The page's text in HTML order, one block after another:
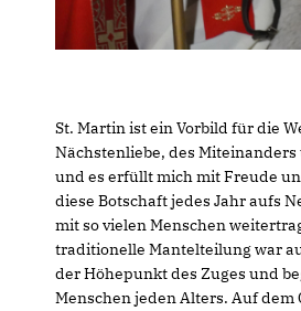
St. Martin ist ein Vorbild für die
Nächstenliebe, des Miteinanders
und es erfüllt mich mit Freude
diese Botschaft jedes Jahr aufs
mit so vielen Menschen
traditionelle Mantelteilung war
der Höhepunkt des Zuges und
Menschen jeden Alters. Auf dem